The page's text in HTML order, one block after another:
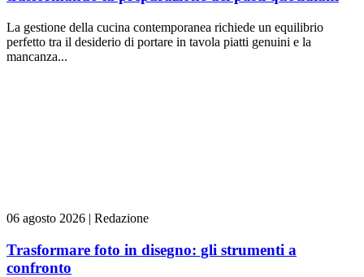
La gestione della cucina contemporanea richiede un equilibrio
perfetto tra il desiderio di portare in tavola piatti genuini e la
mancanza...
06 agosto 2026 | Redazione
Trasformare foto in disegno: gli strumenti a
confronto